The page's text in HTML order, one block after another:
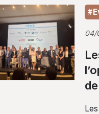
04/